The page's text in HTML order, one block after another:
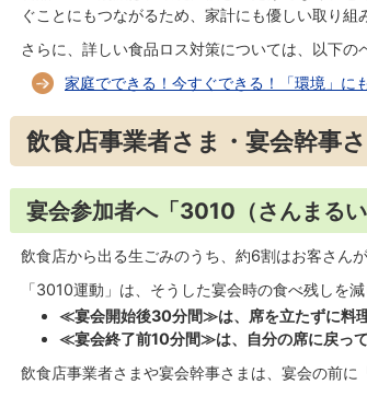
ぐことにもつながるため、家計にも優しい取り組
さらに、詳しい食品ロス対策については、以下の
家庭でできる！今すぐできる！「環境」に
飲食店事業者さま・宴会幹事
宴会参加者へ「3010（さんまる
飲食店から出る生ごみのうち、約6割はお客さん
「3010運動」は、そうした宴会時の食べ残しを
≪宴会開始後30分間≫は、席を立たずに料
≪宴会終了前10分間≫は、自分の席に戻っ
飲食店事業者さまや宴会幹事さまは、宴会の前に